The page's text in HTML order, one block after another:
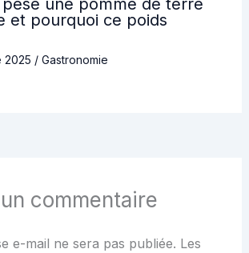
une pomme de terre
et pourquoi ce poids
2025 / Gastronomie
commentaire
e-mail ne sera pas publiée. Les